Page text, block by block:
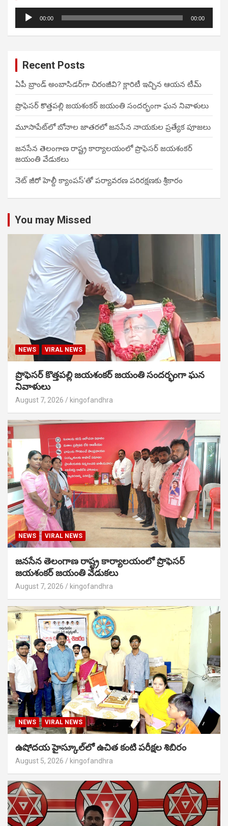
Audio
Player
00:00 00:00
Recent Posts
ఏపీ బ్రాండ్ అంబాసిడర్‌గా చిరంజీవి? క్లారిటీ ఇచ్చిన ఆయన టీమ్
ప్రొఫెసర్ కొత్తపల్లి జయశంకర్ జయంతి సందర్భంగా ఘన నివాళులు
మూసాపేట్‌లో బోనాల జాతరలో జనసేన నాయకుల ప్రత్యేక పూజలు
జనసేన తెలంగాణ రాష్ట్ర కార్యాలయంలో ప్రొఫెసర్ జయశంకర్
జయంతి వేడుకలు
నెట్ జీరో హెల్దీ క్యాంపస్’తో పర్యావరణ పరిరక్షణకు శ్రీకారం
You may Missed
NEWS VIRAL NEWS
ప్రొఫెసర్ కొత్తపల్లి జయశంకర్ జయంతి సందర్భంగా ఘన
నివాళులు
August 7, 2026 kingofandhra
NEWS VIRAL NEWS
జనసేన తెలంగాణ రాష్ట్ర కార్యాలయంలో ప్రొఫెసర్
జయశంకర్ జయంతి వేడుకలు
August 7, 2026 kingofandhra
NEWS VIRAL NEWS
ఉషోదయ హైస్కూల్‌లో ఉచిత కంటి పరీక్షల శిబిరం
August 5, 2026 kingofandhra